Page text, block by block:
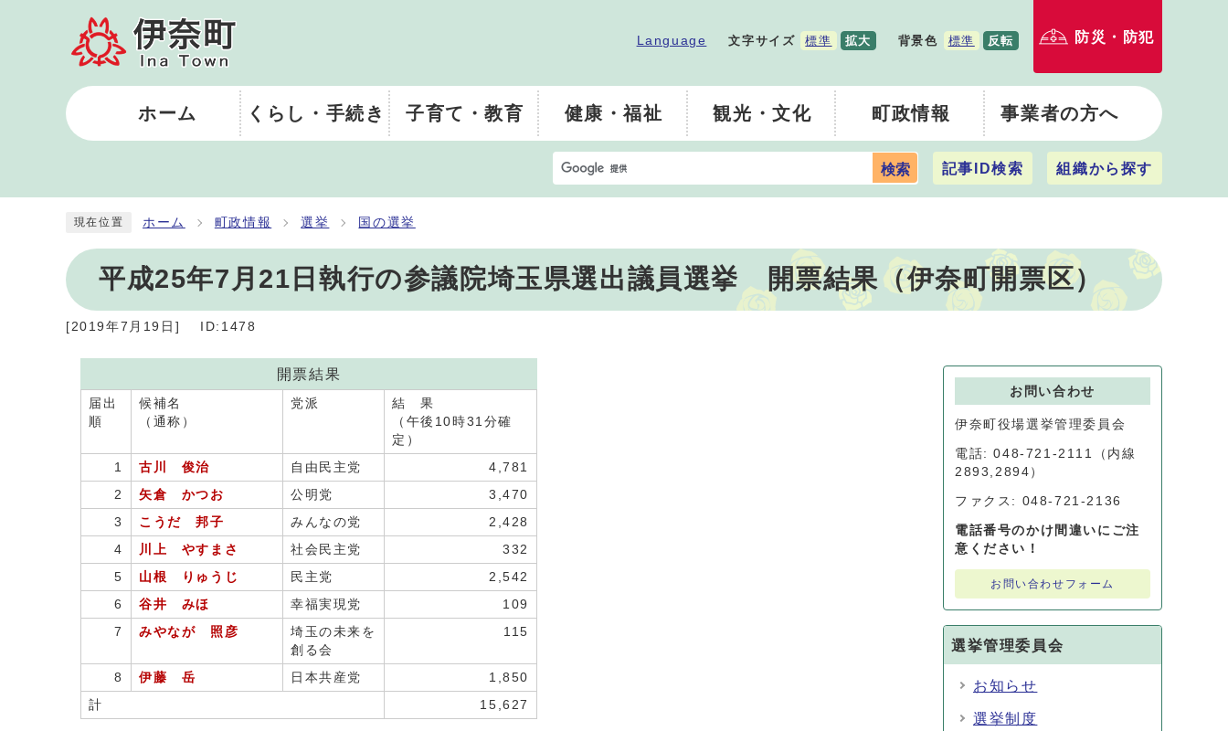
Language 文字サイズ 標準 拡大 背景色 標準 反転 防災・防犯
ホーム くらし・手続き 子育て・教育 健康・福祉 観光・文化 町政情報 事業者の方へ
検索 記事ID検索 組織から探す
現在位置 ホーム 町政情報 選挙 国の選挙
平成25年7月21日執行の参議院埼玉県選出議員選挙 開票結果（伊奈町開票区）
[2019年7月19日 ] ID:1478
開票結果
届出
順
候補名
（通称）
党派
結 果
（午後10時31分確
定）
1
古川 俊治 自由民主党
4,781
2
矢倉 かつお 公明党
3,470
3
こうだ 邦子 みんなの党
2,428
4
川上 やすまさ 社会民主党
332
5
山根 りゅうじ 民主党
2,542
6
谷井 みほ 幸福実現党
109
7
みやなが 照彦
埼玉の未来を
創る会
115
8 伊藤 岳 日本共産党
1,850
計
15,627
お問い合わせ
伊奈町役場選挙管理委員会
電話: 048-721-2111（内線
2893,2894）
ファクス: 048-721-2136
電話番号のかけ間違いにご注
意ください！
お問い合わせフォーム
選挙管理委員会
お知らせ
選挙制度